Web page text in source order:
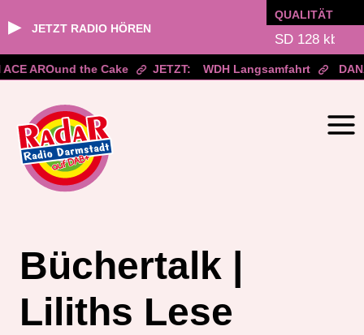
▶ JETZT RADIO HÖREN
QUALITÄT
AROund the Cake JETZT: WDH Langsamfahrt
springen
Büchertalk |
Liliths Lese